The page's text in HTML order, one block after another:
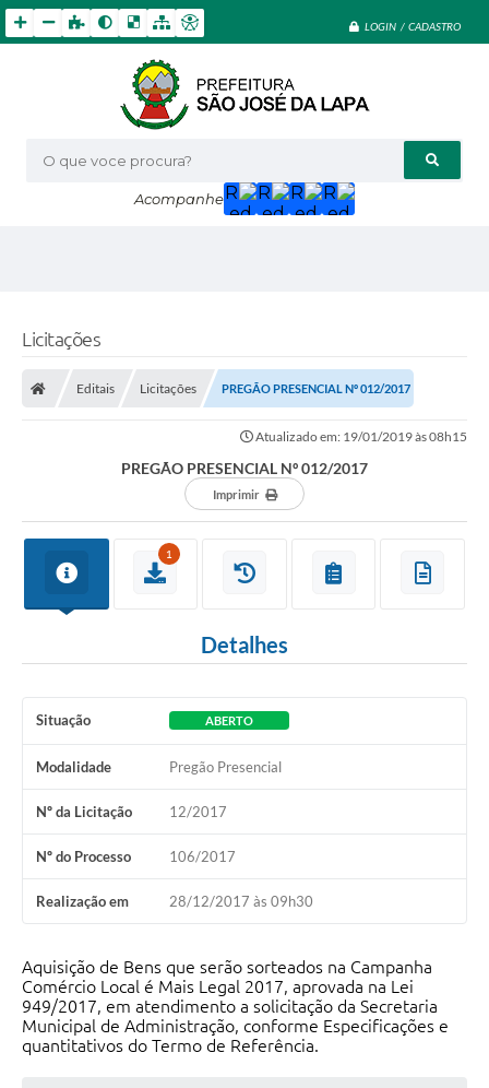
LOGIN / CADASTRO
O que voce procura?
Acompanhe
Licitações
Editais Licitações PREGÃO PRESENCIAL Nº 012/2017
Atualizado em: 19/01/2019 às 08h15
PREGÃO PRESENCIAL Nº 012/2017
Imprimir
1
Detalhes
Situação ABERTO
Modalidade Pregão Presencial
Nº da Licitação 12/2017
Nº do Processo 106/2017
Realização em 28/12/2017 às 09h30
Aquisição de Bens que serão sorteados na Campanha
Comércio Local é Mais Legal 2017, aprovada na Lei
949/2017, em atendimento a solicitação da Secretaria
Municipal de Administração, conforme Especificações e
quantitativos do Termo de Referência.